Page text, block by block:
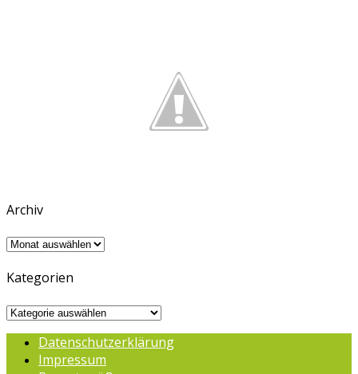
Archiv
Archiv
Kategorien
Kategorien
Datenschutzerklärung
Impressum